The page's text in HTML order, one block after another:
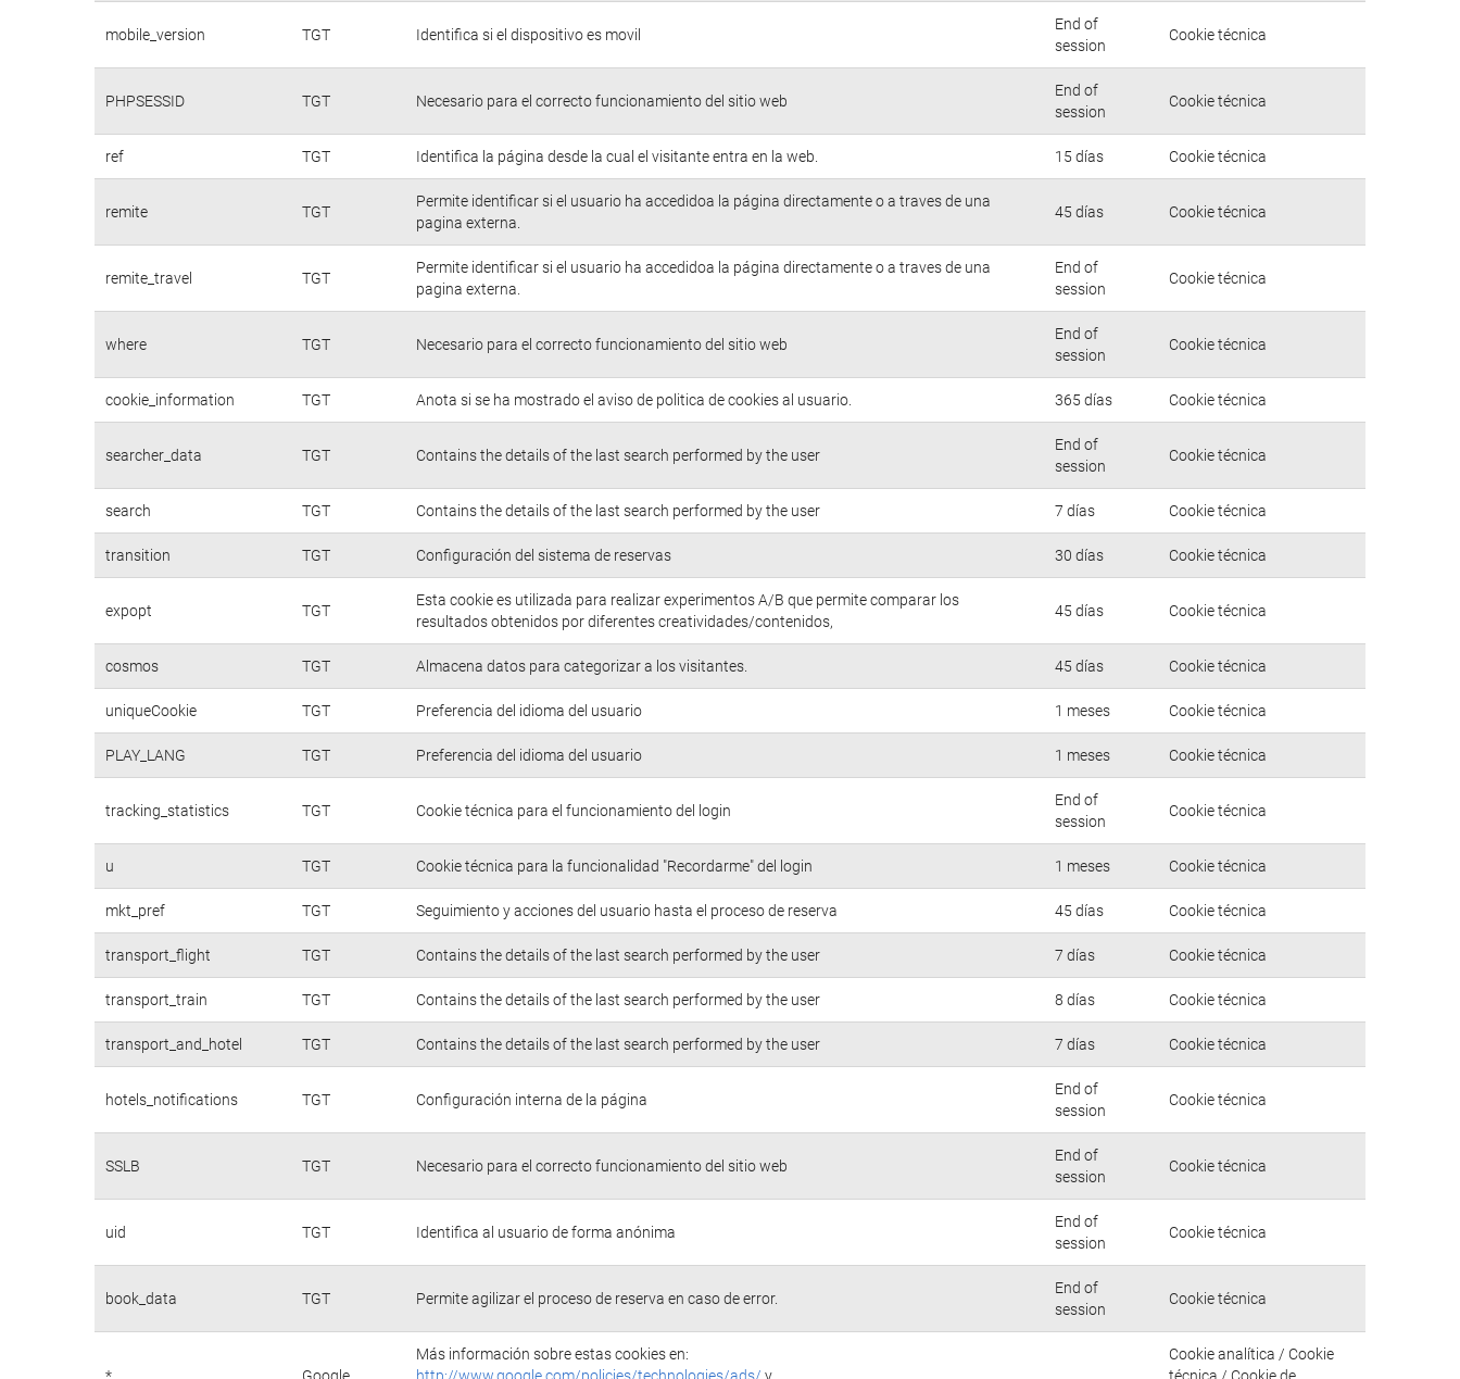
mobile_version TGT Identifica si el dispositivo es movil
End of
session
Cookie técnica
PHPSESSID TGT Necesario para el correcto funcionamiento del sitio web
End of
session
Cookie técnica
ref TGT Identifica la página desde la cual el visitante entra en la web. 15 días Cookie técnica
remite TGT
Permite identificar si el usuario ha accedidoa la página directamente o a traves de una
pagina externa.
45 días Cookie técnica
remite_travel TGT
Permite identificar si el usuario ha accedidoa la página directamente o a traves de una
pagina externa.
End of
session
Cookie técnica
where TGT Necesario para el correcto funcionamiento del sitio web
End of
session
Cookie técnica
cookie_information TGT Anota si se ha mostrado el aviso de politica de cookies al usuario. 365 días Cookie técnica
searcher_data TGT Contains the details of the last search performed by the user
End of
session
Cookie técnica
search TGT Contains the details of the last search performed by the user 7 días Cookie técnica
transition TGT Configuración del sistema de reservas 30 días Cookie técnica
expopt TGT
Esta cookie es utilizada para realizar experimentos A/B que permite comparar los
resultados obtenidos por diferentes creatividades/contenidos,
45 días Cookie técnica
cosmos TGT Almacena datos para categorizar a los visitantes. 45 días Cookie técnica
uniqueCookie TGT Preferencia del idioma del usuario 1 meses Cookie técnica
PLAY_LANG TGT Preferencia del idioma del usuario 1 meses Cookie técnica
tracking_statistics TGT Cookie técnica para el funcionamiento del login
End of
session
Cookie técnica
u TGT Cookie técnica para la funcionalidad "Recordarme" del login 1 meses Cookie técnica
mkt_pref TGT Seguimiento y acciones del usuario hasta el proceso de reserva 45 días Cookie técnica
transport_flight TGT Contains the details of the last search performed by the user 7 días Cookie técnica
transport_train TGT Contains the details of the last search performed by the user 8 días Cookie técnica
transport_and_hotel TGT Contains the details of the last search performed by the user 7 días Cookie técnica
hotels_notifications TGT Configuración interna de la página
End of
session
Cookie técnica
SSLB TGT Necesario para el correcto funcionamiento del sitio web
End of
session
Cookie técnica
uid TGT Identifica al usuario de forma anónima
End of
session
Cookie técnica
book_data TGT Permite agilizar el proceso de reserva en caso de error.
End of
session
Cookie técnica
Más información sobre estas cookies en:
Cookie analítica / Cookie